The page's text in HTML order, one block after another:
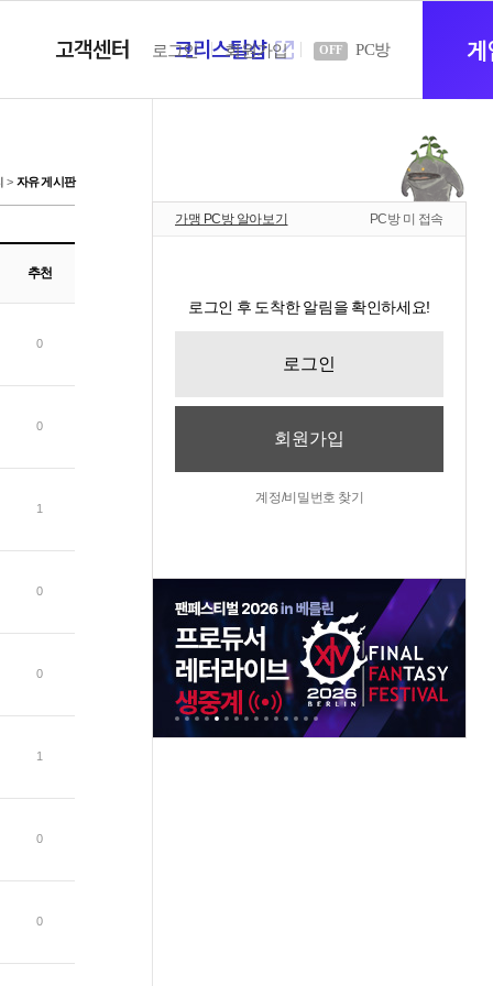
고객센터 크리스탈샵새
로그인 회원가입 OFF PC방
자유 게시판
추천
0
0
1
0
0
1
0
0
가맹 PC방 알아보기 PC방 미 접속
로그인 후 도착한 알림을 확인하세요!
로그인
회원가입
계정/비밀번호 찾기